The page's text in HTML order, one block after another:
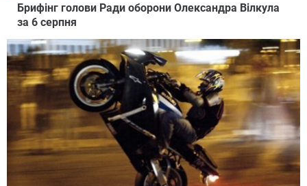
Брифінг голови Ради оборони Олександра Вілкула
за 6 серпня